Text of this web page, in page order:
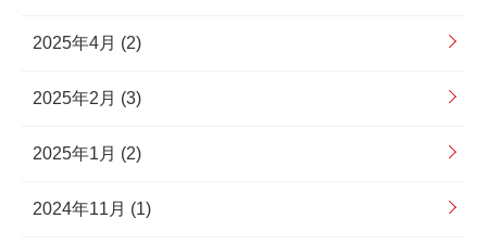
2025年4月 (2)
2025年2月 (3)
2025年1月 (2)
2024年11月 (1)